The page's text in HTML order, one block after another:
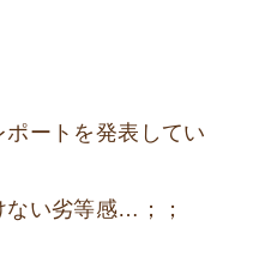
ートを発表してい
い劣等感…；；